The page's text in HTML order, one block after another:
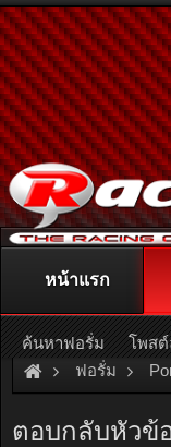
ติดต่อลงโฆษณา
หรืออ่า
ฟอรั่ม
ตอบกลับหัวข้
หน้าแรก
ค้นหาฟอรั่ม โพส